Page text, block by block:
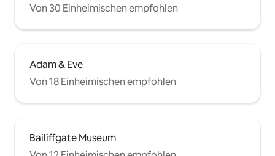
Von 30 Einheimischen empfohlen
Adam & Eve
Von 18 Einheimischen empfohlen
Bailiffgate Museum